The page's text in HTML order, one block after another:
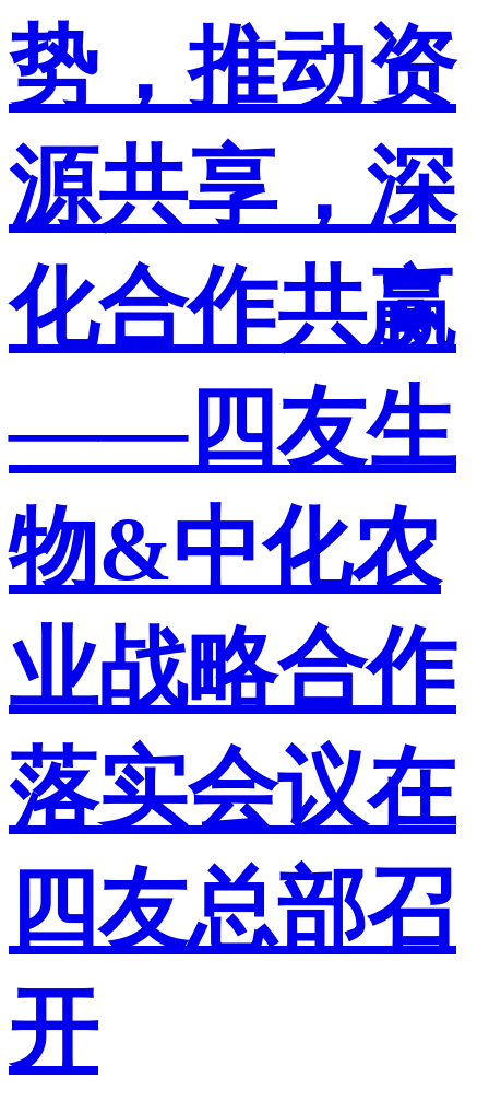
势，推动资
源共享，深
化合作共赢
——四友生
物&中化农
业战略合作
落实会议在
四友总部召
开